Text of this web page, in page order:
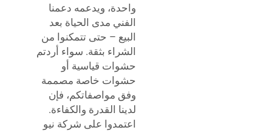
واحدة، ويدعمه دعمنا
الفني مدى الحياة بعد
البيع – حتى تتمكنوا من
الشراء بثقة. سواء أردتم
حشوات قياسية أو
حشوات خاصة مصممة
وفق مواصفاتكم، فإن
لدينا القدرة والكفاءة.
اعتمدوا على شركة نيو